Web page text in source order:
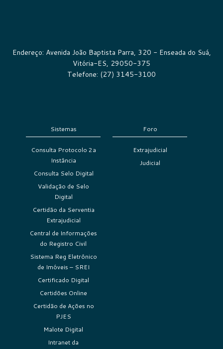
Endereço: Avenida João Baptista Parra, 320 - Enseada do Suá,
Vitória-ES, 29050-375
Telefone: (27) 3145-3100
Sistemas
Consulta Protocolo 2a
Instância
Consulta Selo Digital
Validação de Selo
Digital
Certidão da Serventia
Extrajudicial
Central de Informações
do Registro Civil
Sistema Reg Eletrônico
de Imóveis – SREI
Certificado Digital
Certidões Online
Certidão de Ações no
PJES
Malote Digital
Intranet da
Foro
Extrajudicial
Judicial